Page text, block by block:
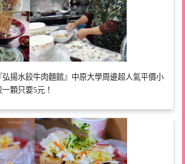
揚水餃牛肉麵館』中原大學周邊超人氣平價小
顆只要5元！